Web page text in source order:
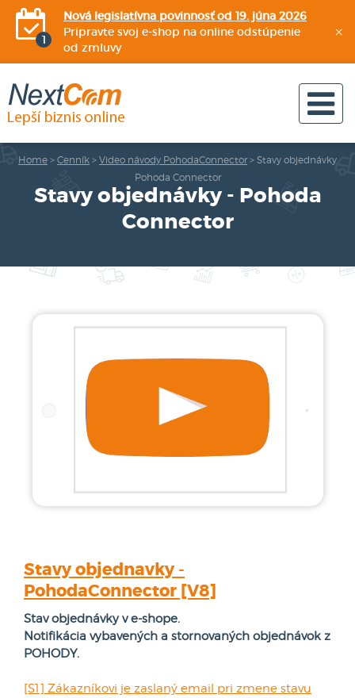
Nová legislatívna povinnosť od 19. júna 2026
Pripravte svoj e-shop na online odstúpenie
od zmluvy
×
Home > Cenník > Video návody PohodaConnector > Stavy objednávky
Pohoda Connector
Stavy objednávky - Pohoda
Connector
Stavy objednavky -
PohodaConnector [V8]
Stav objednávky v e-shope.
Notifikácia vybavených a stornovaných objednávok z
POHODY.
[S1] Zákazníkovi je zaslaný email pri zmene stavu